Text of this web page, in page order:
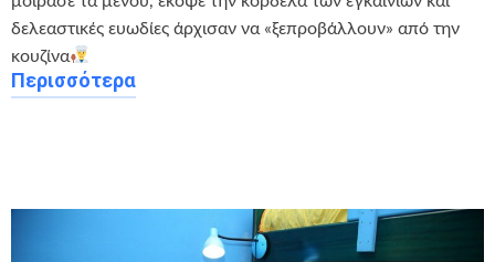
δελεαστικές ευωδίες άρχισαν να «ξεπροβάλλουν» από την
κουζίνα
Περισσότερα